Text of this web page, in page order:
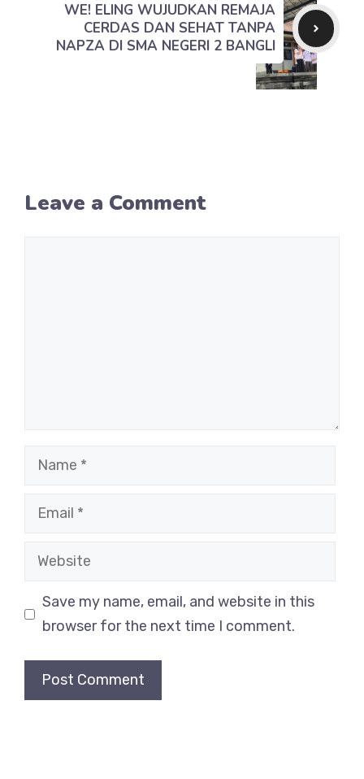
WE! ELING WUJUDKAN REMAJA
CERDAS DAN SEHAT TANPA
NAPZA DI SMA NEGERI 2 BANGLI
Leave a Comment
Name
Email
Website
Save my name, email, and website in this
browser for the next time I comment.